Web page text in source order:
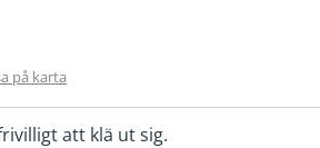
på karta
att klä ut sig.